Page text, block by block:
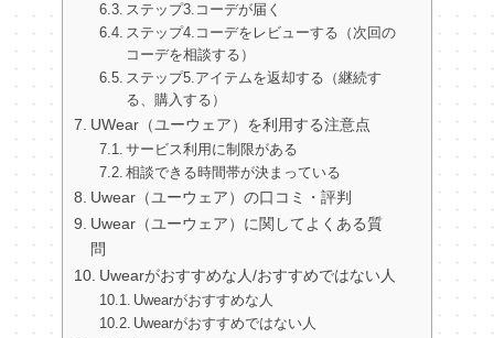
ステップ3.コーデが届く
ステップ4.コーデをレビューする（次回の
コーデを相談する）
ステップ5.アイテムを返却する（継続す
る、購入する）
UWear（ユーウェア）を利用する注意点
サービス利用に制限がある
相談できる時間帯が決まっている
Uwear（ユーウェア）の口コミ・評判
Uwear（ユーウェア）に関してよくある質
問
Uwearがおすすめな人/おすすめではない人
Uwearがおすすめな人
Uwearがおすすめではない人